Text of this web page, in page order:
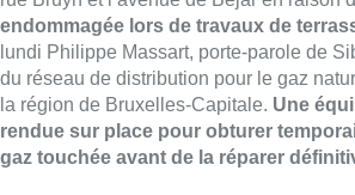
endommagée lors de travaux de
lundi Philippe Massart, porte-parole de
du réseau de distribution pour le gaz
la région de Bruxelles-Capitale. Une
rendue sur place pour obturer
gaz touchée avant de la réparer